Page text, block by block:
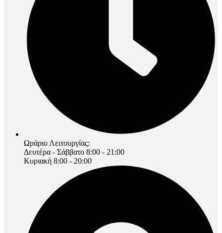
Ωράριο Λειτουργίας:
Δευτέρα - Σάββατο 8:00 - 21:00
Κυριακή 8:00 - 20:00